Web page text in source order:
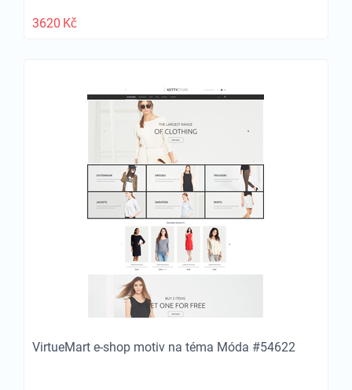
3620 Kč
VirtueMart e-shop motiv na téma Móda #54622